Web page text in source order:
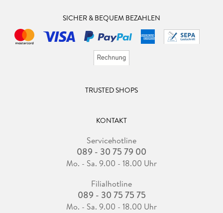
SICHER & BEQUEM BEZAHLEN
TRUSTED SHOPS
KONTAKT
Servicehotline
089 - 30 75 79 00
Mo. - Sa. 9.00 - 18.00 Uhr
Filialhotline
089 - 30 75 75 75
Mo. - Sa. 9.00 - 18.00 Uhr